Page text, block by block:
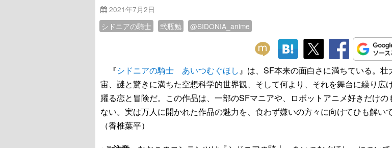
2021年7月2日
シドニアの騎士
弐瓶勉 @SIDONIA_anime
『シドニアの騎士 あいつむぐほし』は、SF本来の面白さに満ちている。壮
宙、謎と驚きに満ちた空想科学的世界観、そして何より、それを舞台に繰り広
躍る恋と冒険だ。この作品は、一部のSFマニアや、ロボットアニメ好きだけの
ない。実は万人に開かれた作品の魅力を、食わず嫌いの方々に向けてひも解いて
（香椎葉平）